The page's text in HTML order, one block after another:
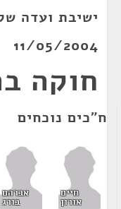
11/05/2004
חוקה
ח"כים נוכחים
חיים
אורון
אברהם
בורג